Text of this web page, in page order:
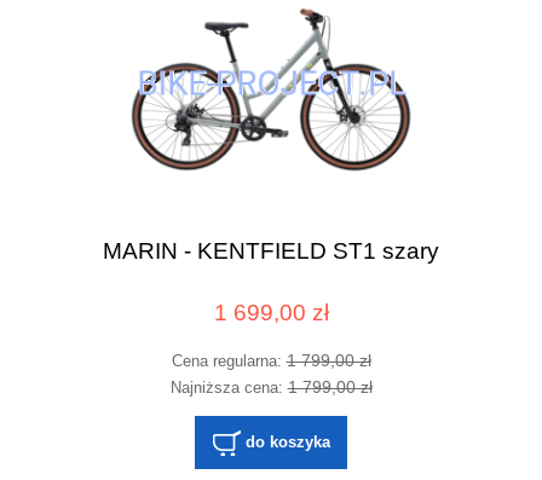
MARIN - KENTFIELD ST1 szary
1 699,00 zł
Cena regularna:1 799,00 zł
Najniższa cena:1 799,00 zł
do koszyka